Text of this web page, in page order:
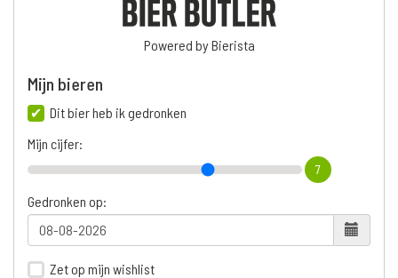
Powered by Bierista
Mijn bieren
Dit bier heb ik gedronken
Mijn cijfer:
7
Gedronken op:
Zet op mijn wishlist